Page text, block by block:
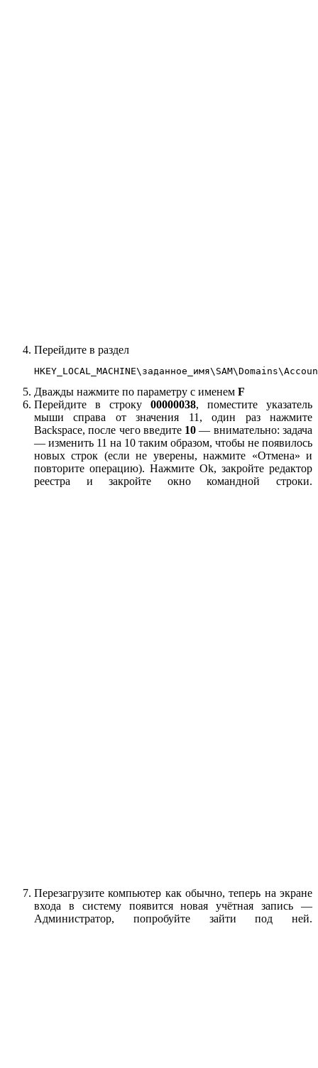
Перейдите в раздел
Дважды нажмите по параметру с именем F
Перейдите в строку 00000038, поместите указатель
мыши справа от значения 11, один раз нажмите
Backspace, после чего введите 10 — внимательно: задача
— изменить 11 на 10 таким образом, чтобы не появилось
новых строк (если не уверены, нажмите «Отмена» и
повторите операцию). Нажмите Ok, закройте редактор
реестра и закройте окно командной строки.
Перезагрузите компьютер как обычно, теперь на экране
входа в систему появится новая учётная запись —
Администратор, попробуйте зайти под ней.